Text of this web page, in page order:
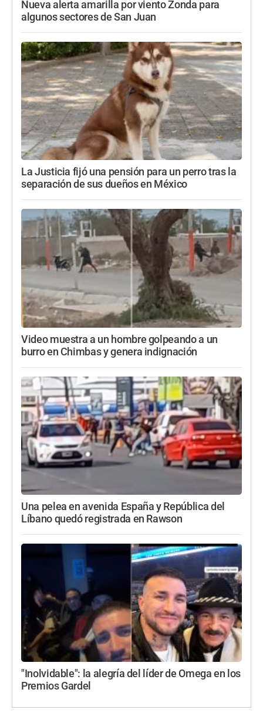
Nueva alerta amarilla por viento Zonda para
algunos sectores de San Juan
La Justicia fijó una pensión para un perro tras la
separación de sus dueños en México
Video muestra a un hombre golpeando a un
burro en Chimbas y genera indignación
Una pelea en avenida España y República del
Líbano quedó registrada en Rawson
"Inolvidable": la alegría del líder de Omega en los
Premios Gardel